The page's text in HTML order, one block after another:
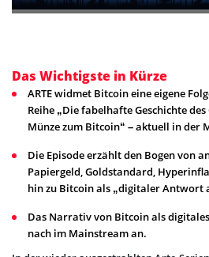
Das Wichtigste in Kürze
ARTE widmet Bitcoin eine eigene
Reihe „Die fabelhafte Geschichte
Münze zum Bitcoin“ – aktuell in der
Die Episode erzählt den Bogen von
Papiergeld, Goldstandard,
hin zu Bitcoin als „digitaler Antwort
Das Narrativ von Bitcoin als
nach im Mainstream an.